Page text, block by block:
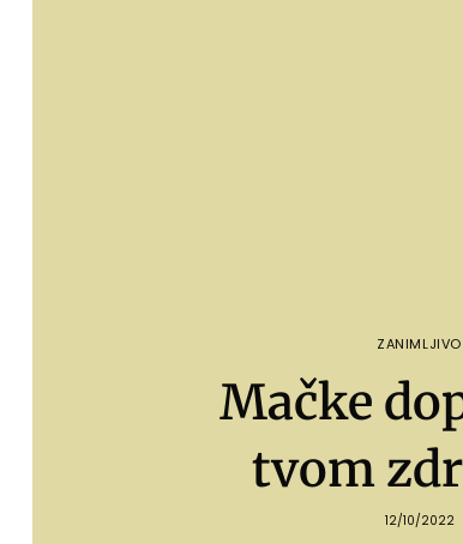
ZANIMLJIVO
Mačke
tvom
12/10/2022